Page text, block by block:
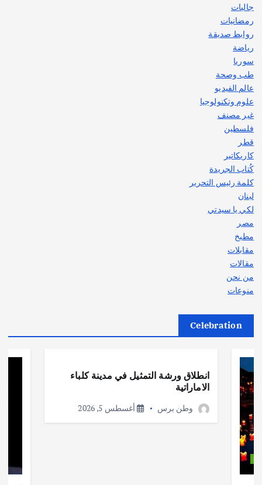
جاليات
رمضانيات
روابط صديقة
رياضة
سوريا
طب وصحة
عالم الفيديو
علوم وتكنولوجيا
غير مصنف
فلسطين
قطر
كاريكاتير
كُتاب الجريدة
كلمة رئيس التحرير
لبنان
لكي يا سيدتي
مصر
مطبخ
مقابلات
مقالات
من نحن
منوعات
Celebration
انطلاق ورشة التمثيل في مدينة كلباء
الاماراتية
وطن برس أغسطس 5, 2026